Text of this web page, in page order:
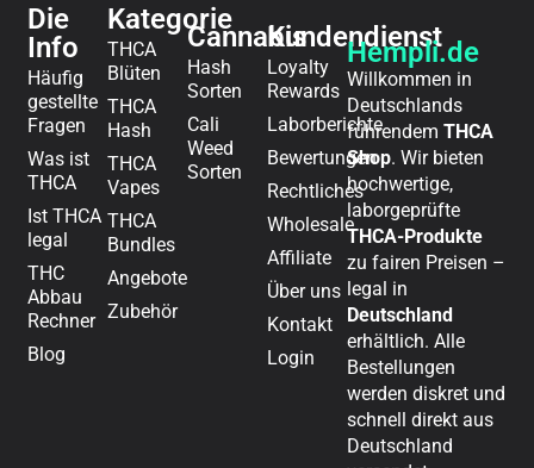
Die
Info
Häufig
gestellte
Fragen
Was ist
THCA
Ist THCA
legal
THC
Abbau
Rechner
Blog
Kategorie
THCA
Blüten
THCA
Hash
THCA
Vapes
THCA
Bundles
Angebote
Zubehör
Cannabis
Hash
Sorten
Cali
Weed
Sorten
Kundendienst
Loyalty
Rewards
Laborberichte
Bewertungen
Rechtliches​
Wholesale
Affiliate
Über uns
Kontakt
Login
Hempli.de
Willkommen in
Deutschlands
führendemTHCA
Shop. Wir bieten
hochwertige,
laborgeprüfte
THCA-Produkte
zu fairen Preisen –
legal in
Deutschland
erhältlich. Alle
Bestellungen
werden diskret und
schnell direkt aus
Deutschland